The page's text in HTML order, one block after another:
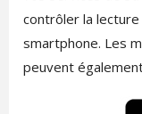
contrôler la
smartphone. Les
peuvent